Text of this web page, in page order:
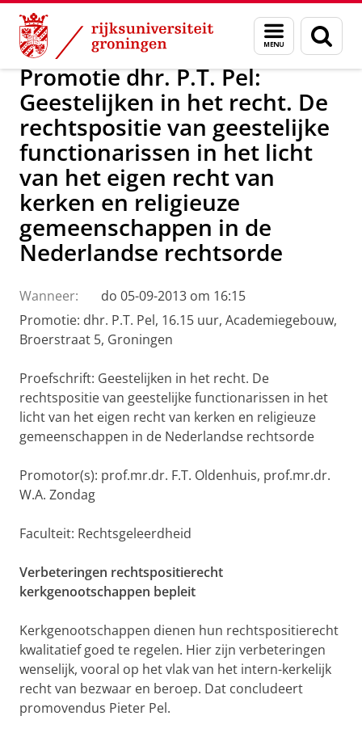
Skip
Content
Skip
Navigation
Menu
en
zoeken
Over ons Actueel Nieuws
Promotie dhr. P.T. Pel:
Geestelijken in het recht. De
rechtspositie van geestelijke
functionarissen in het licht
van het eigen recht van
kerken en religieuze
gemeenschappen in de
Nederlandse rechtsorde
Wanneer:
do 05-09-2013 om 16:15
Promotie: dhr. P.T. Pel, 16.15 uur, Academiegebouw,
Broerstraat 5, Groningen
Proefschrift: Geestelijken in het recht. De
rechtspositie van geestelijke functionarissen in het
licht van het eigen recht van kerken en religieuze
gemeenschappen in de Nederlandse rechtsorde
Promotor(s): prof.mr.dr. F.T. Oldenhuis, prof.mr.dr.
W.A. Zondag
Faculteit: Rechtsgeleerdheid
Verbeteringen rechtspositierecht
kerkgenootschappen bepleit
Kerkgenootschappen dienen hun rechtspositierecht
kwalitatief goed te regelen. Hier zijn verbeteringen
wenselijk, vooral op het vlak van het intern-kerkelijk
recht van bezwaar en beroep. Dat concludeert
promovendus Pieter Pel.